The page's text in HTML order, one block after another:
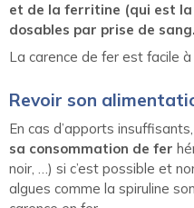
et de la ferritine (qui est
dosables par prise de sang.
La carence de fer est facile
Revoir son
En cas d’apports
sa consommation de fer
noir, …) si c’est possible et
algues comme la spiruline